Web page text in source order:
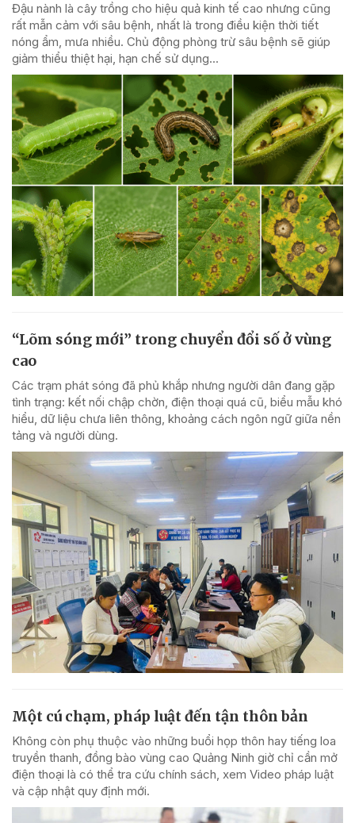
Đậu nành là cây trồng cho hiệu quả kinh tế cao nhưng cũng
rất mẫn cảm với sâu bệnh, nhất là trong điều kiện thời tiết
nóng ẩm, mưa nhiều. Chủ động phòng trừ sâu bệnh sẽ giúp
giảm thiểu thiệt hại, hạn chế sử dụng...
“Lõm sóng mới” trong chuyển đổi số ở vùng
cao
Các trạm phát sóng đã phủ khắp nhưng người dân đang gặp
tình trạng: kết nối chập chờn, điện thoại quá cũ, biểu mẫu khó
hiểu, dữ liệu chưa liên thông, khoảng cách ngôn ngữ giữa nền
tảng và người dùng.
Một cú chạm, pháp luật đến tận thôn bản
Không còn phụ thuộc vào những buổi họp thôn hay tiếng loa
truyền thanh, đồng bào vùng cao Quảng Ninh giờ chỉ cần mở
điện thoại là có thể tra cứu chính sách, xem Video pháp luật
và cập nhật quy định mới.